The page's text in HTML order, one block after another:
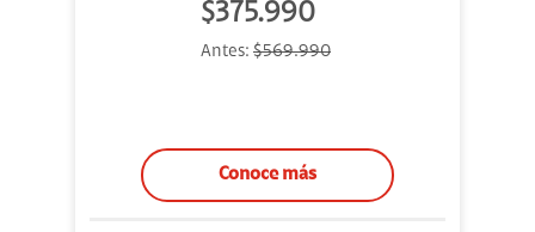
$375.990
Antes: $569.990
Conoce más